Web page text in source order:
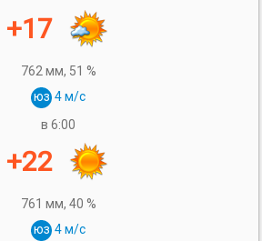
+17
762 мм, 51 %
юз 4 м/с
в 6:00
+22
761 мм, 40 %
юз 4 м/с